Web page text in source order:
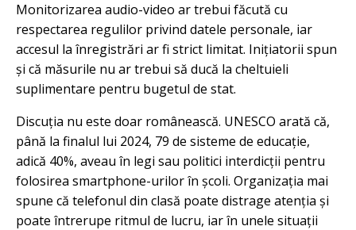
Monitorizarea audio-video ar trebui făcută cu
respectarea regulilor privind datele personale, iar
accesul la înregistrări ar fi strict limitat. Inițiatorii spun
și că măsurile nu ar trebui să ducă la cheltuieli
suplimentare pentru bugetul de stat.
Discuția nu este doar românească. UNESCO arată că,
până la finalul lui 2024, 79 de sisteme de educație,
adică 40%, aveau în legi sau politici interdicții pentru
folosirea smartphone-urilor în școli. Organizația mai
spune că telefonul din clasă poate distrage atenția și
poate întrerupe ritmul de lucru, iar în unele situații